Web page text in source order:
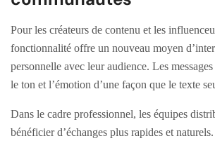
Pour les créateurs de contenu et les
fonctionnalité offre un nouveau moyen
personnelle avec leur audience. Les
le ton et l’émotion d’une façon que le texte
Dans le cadre professionnel, les équipes
bénéficier d’échanges plus rapides et